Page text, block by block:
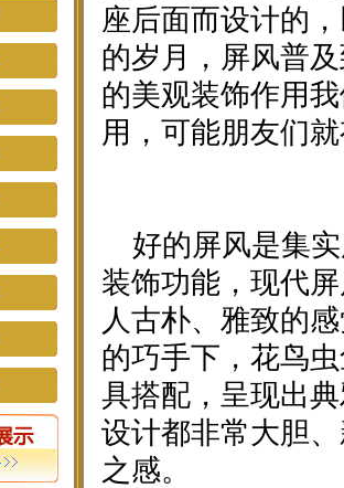
座后面而设计的
的岁月，屏风普
的美观装饰作用
用，可能朋友们
好的屏风是集实
装饰功能，现代
人古朴、雅致的
的巧手下，花鸟
具搭配，呈现出
设计都非常大胆
之感。